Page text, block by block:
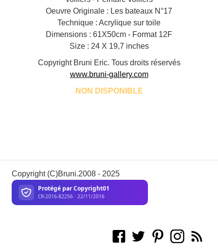
Oeuvre Originale : Les bateaux N°17
Technique : Acrylique sur toile
Dimensions : 61X50cm - Format 12F
Size : 24 X 19,7 inches
Copyright Bruni Eric. Tous droits réservés
www.bruni-gallery.com
NON DISPONIBLE
Copyright (C)Bruni.2008 - 2025